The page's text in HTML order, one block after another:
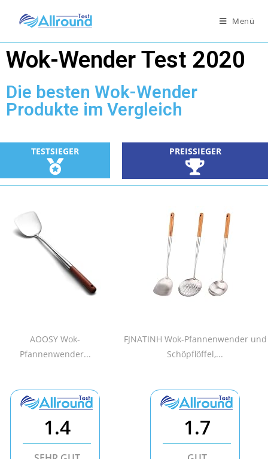
Menü
Wok-Wender Test 2020
Die besten Wok-Wender
Produkte im Vergleich
TESTSIEGER PREISSIEGER
AOOSY Wok-
Pfannenwender...
FJNATINH Wok-Pfannenwender und
Schöpflöffel,...
1.4 1.7